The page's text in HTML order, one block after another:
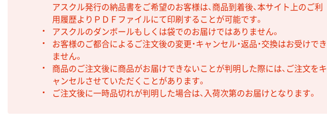
アスクル発行の納品書をご希望のお客様は、商品到着後、本サイト上のご利
用履歴よりＰＤＦファイルにて印刷することが可能です。
アスクルのダンボールもしくは袋でのお届けではありません。
お客様のご都合によるご注文後の変更・キャンセル・返品・交換はお受けでき
ません。
商品のご注文後に商品がお届けできないことが判明した際には、ご注文をキ
ャンセルさせていただくことがあります。
ご注文後に一時品切れが判明した場合は、入荷次第のお届けとなります。